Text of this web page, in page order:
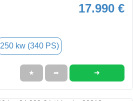
17.990 €
250 kw (340 PS)
★ ➦ ➜